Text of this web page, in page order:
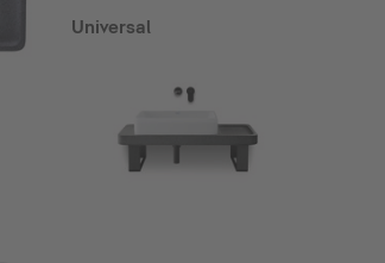
Universal